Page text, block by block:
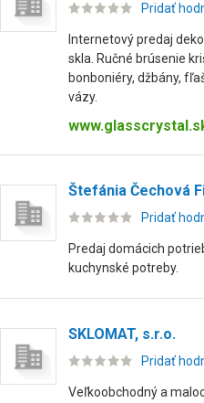
Pridať
Internetový predaj
skla. Ručné brúsenie
bonboniéry, džbány,
vázy.
Štefánia Čechová
Pridať
Predaj domácich
kuchynské potreby.
SKLOMAT, s.r.o.
Pridať
Veľkoobchodný a